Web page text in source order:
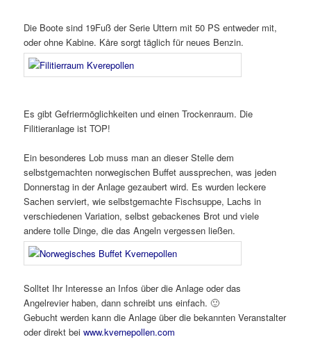
Die Boote sind 19Fuß der Serie Uttern mit 50 PS entweder mit,
oder ohne Kabine. Kåre sorgt täglich für neues Benzin.
Es gibt Gefriermöglichkeiten und einen Trockenraum. Die
Filitieranlage ist TOP!
Ein besonderes Lob muss man an dieser Stelle dem
selbstgemachten norwegischen Buffet aussprechen, was jeden
Donnerstag in der Anlage gezaubert wird. Es wurden leckere
Sachen serviert, wie selbstgemachte Fischsuppe, Lachs in
verschiedenen Variation, selbst gebackenes Brot und viele
andere tolle Dinge, die das Angeln vergessen ließen.
Solltet Ihr Interesse an Infos über die Anlage oder das
Angelrevier haben, dann schreibt uns einfach. 🙂
Gebucht werden kann die Anlage über die bekannten Veranstalter
oder direkt beiwww.kvernepollen.com